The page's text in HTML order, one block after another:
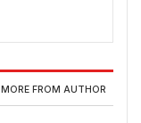
MORE FROM AUTHOR